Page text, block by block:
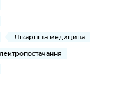
Лікарні та медицина